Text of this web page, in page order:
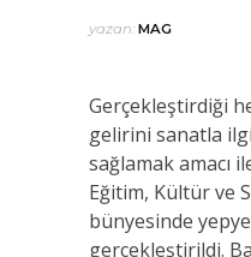
yazan: MAG
Gerçekleştirdiği
gelirini sanatla
sağlamak amacı
Eğitim, Kültür ve
bünyesinde
gerçekleştirildi.